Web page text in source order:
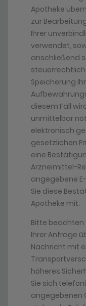
Apotheke
zur
Ihrer
verwendet,
anschließend
Speicherung
diesem Fall
unmittelbar
elektronisch
gesetzlichen
eine
Arzneimittel-
angegebene
Sie diese
Apotheke mit.
Bitte beachten
Ihrer Anfrage
Nachricht mit
höheres
Sie sich
angegebenen